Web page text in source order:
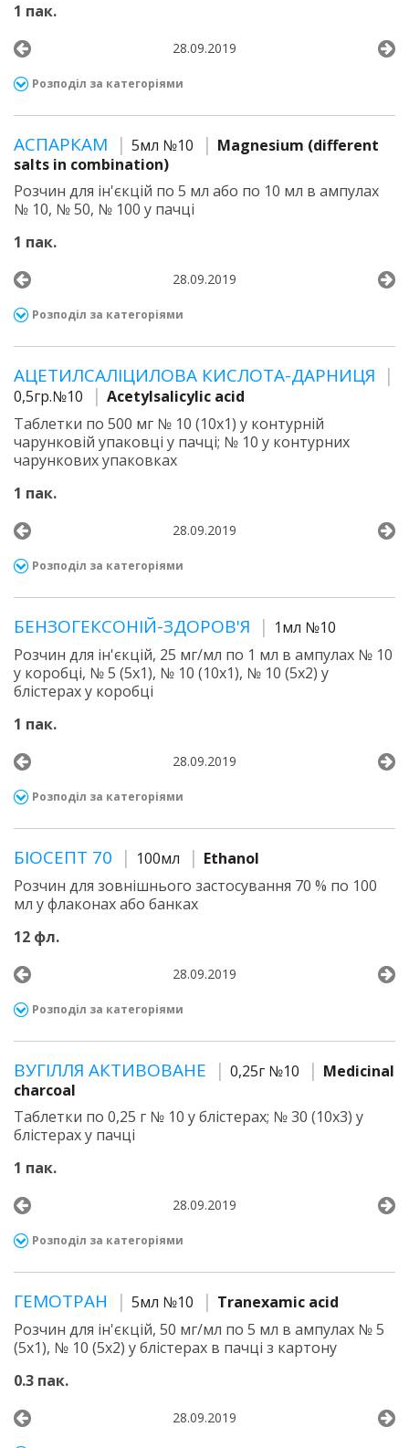
1 пак.
28.09.2019
Розподіл за категоріями
АСПАРКАМ 5мл №10
Magnesium (different
salts in combination)
Розчин для ін'єкцій по 5 мл або по 10 мл в ампулах
№ 10, № 50, № 100 у пачці
1 пак.
28.09.2019
Розподіл за категоріями
АЦЕТИЛСАЛІЦИЛОВА КИСЛОТА-ДАРНИЦЯ
0,5гр.№10
Acetylsalicylic acid
Таблетки по 500 мг № 10 (10х1) у контурній
чарунковій упаковці у пачці; № 10 у контурних
чарункових упаковках
1 пак.
28.09.2019
Розподіл за категоріями
БЕНЗОГЕКСОНІЙ-ЗДОРОВ'Я
1мл №10
Розчин для ін'єкцій, 25 мг/мл по 1 мл в ампулах № 10
у коробці, № 5 (5х1), № 10 (10х1), № 10 (5х2) у
блістерах у коробці
1 пак.
28.09.2019
Розподіл за категоріями
БІОСЕПТ 70 100мл
Ethanol
Розчин для зовнішнього застосування 70 % по 100
мл у флаконах або банках
12 фл.
28.09.2019
Розподіл за категоріями
ВУГІЛЛЯ АКТИВОВАНЕ 0,25г №10
Medicinal
charcoal
Таблетки по 0,25 г № 10 у блістерах; № 30 (10х3) у
блістерах у пачці
1 пак.
28.09.2019
Розподіл за категоріями
ГЕМОТРАН 5мл №10
Tranexamic acid
Розчин для ін'єкцій, 50 мг/мл по 5 мл в ампулах № 5
(5х1), № 10 (5х2) у блістерах в пачці з картону
0.3 пак.
28.09.2019